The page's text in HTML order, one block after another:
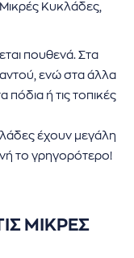
Κυκλάδες,
πουθενά. Στα
ενώ στα άλλα
πόδια ή τις τοπικές
έχουν μεγάλη
το γρηγορότερο!
ΜΙΚΡΕΣ